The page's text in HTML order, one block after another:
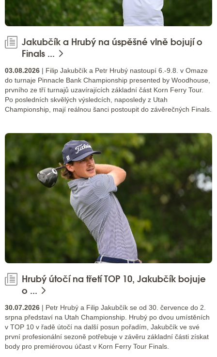
Jakubčík a Hrubý na úspěšné vlně bojují o
Finals ...
03.08.2026 | Filip Jakubčík a Petr Hrubý nastoupí 6.-9.8. v Omaze
do turnaje Pinnacle Bank Championship presented by Woodhouse,
prvního ze tří turnajů uzavírajících základní část Korn Ferry Tour.
Po posledních skvělých výsledcích, naposledy z Utah
Championship, mají reálnou šanci postoupit do závěrečných Finals.
Hrubý útočí na třetí TOP 10, Jakubčík bojuje
o ...
30.07.2026 | Petr Hrubý a Filip Jakubčík se od 30. července do 2.
srpna představí na Utah Championship. Hrubý po dvou umístěních
v TOP 10 v řadě útočí na další posun pořadím, Jakubčík ve své
první profesionální sezoně potřebuje v závěru základní části získat
body pro premiérovou účast v Korn Ferry Tour Finals.